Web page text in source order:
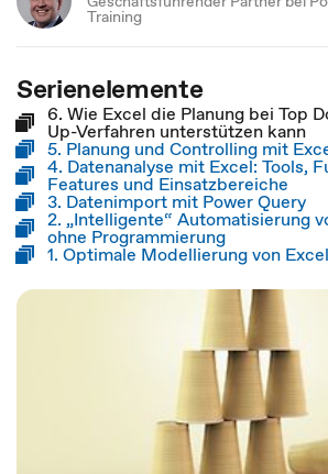
Training
Serienelemente
6. Wie Excel die Planung bei Top
Up-Verfahren unterstützen kann
5. Planung und Controlling mit
4. Datenanalyse mit Excel: Tools,
Features und Einsatzbereiche
3. Datenimport mit Power Query
2. „Intelligente“ Automatisierung
ohne Programmierung
1. Optimale Modellierung von